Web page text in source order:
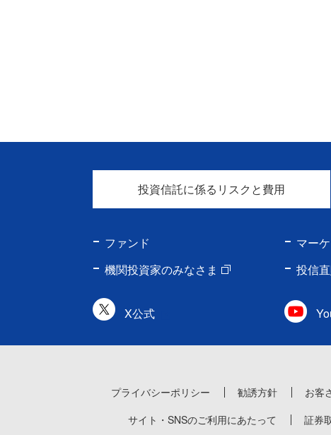
投資信託に係るリスクと費用
ファンド マー
機関投資家のみなさま
投信
X公式
プライバシーポリシー 勧誘方針 お客
サイト・SNSのご利用にあたって
証券